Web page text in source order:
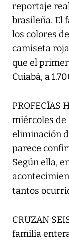
reportaje
brasileña. El
los colores
camiseta
que el
Cuiabá, a
PROFECÍAS
miércoles de
eliminación
parece
Según ella,
tantos
CRUZAN
familia